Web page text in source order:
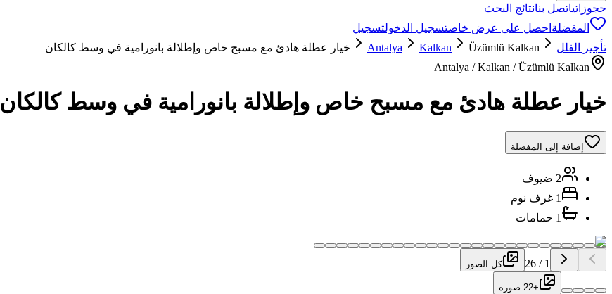
حجوزاتياتصل بنانتائج البحث
المفضلة احصل على عرض خاصتسجيل الدخولتسجيل
تأجير الفلل
Antalya Kalkan Üzümlü Kalkan
خيار عطلة هادئ مع مسبح خاص وإطلالة بانورامية في وسط كالكان
Antalya / Kalkan / Üzümlü Kalkan
خيار عطلة هادئ مع مسبح خاص وإطلالة بانورامية في وسط كالكان
إضافة إلى المفضلة
2 ضيوف
1 غرف نوم
1 حمامات
1
/
26 كل الصور
+22 صورة